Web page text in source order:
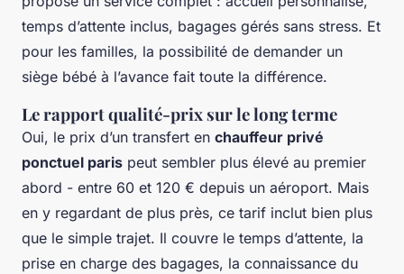
temps d’attente inclus, bagages gérés sans stress. Et
pour les familles, la possibilité de demander un
siège bébé à l’avance fait toute la différence.
Le rapport qualité-prix sur le long terme
Oui, le prix d’un transfert en chauffeur privé
ponctuel paris peut sembler plus élevé au premier
abord - entre 60 et 120 € depuis un aéroport. Mais
en y regardant de plus près, ce tarif inclut bien plus
que le simple trajet. Il couvre le temps d’attente, la
prise en charge des bagages, la connaissance du